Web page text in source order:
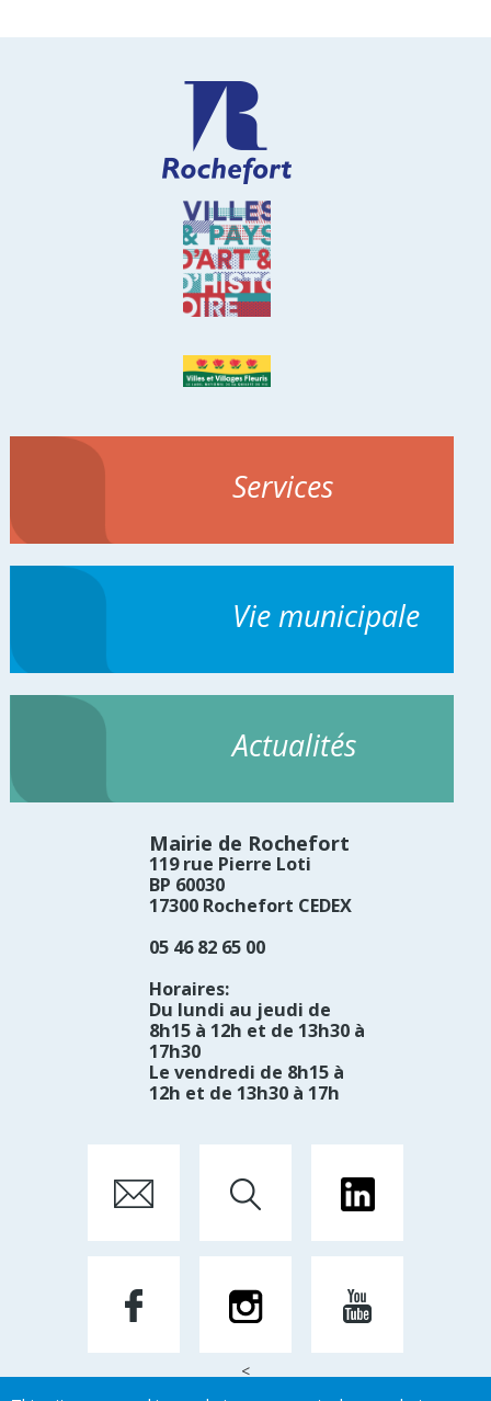
Services
Vie municipale
Actualités
Mairie de Rochefort
119 rue Pierre Loti
BP 60030
17300 Rochefort CEDEX
05 46 82 65 00
Horaires:
Du lundi au jeudi de
8h15 à 12h et de 13h30 à
17h30
Le vendredi de 8h15 à
12h et de 13h30 à 17h
<